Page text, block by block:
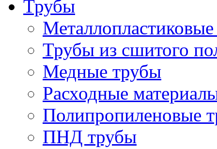
Трубы
Трубы из сшитого
Медные трубы
Расходные
Полипропиленовые
ПНД трубы